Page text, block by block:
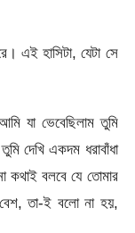
এই হাসিটা, যেটা সে
যা ভেবেছিলাম তুমি
দেখি একদম ধরাবাঁধা
বলবে যে তোমার
বেশ, তা-ই বলো না হয়,